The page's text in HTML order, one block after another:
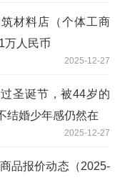
材料店（个体工商
万人民币
2025-12-27
圣诞节，被44岁的
结婚少年感仍然在
2025-12-27
品报价动态（2025-